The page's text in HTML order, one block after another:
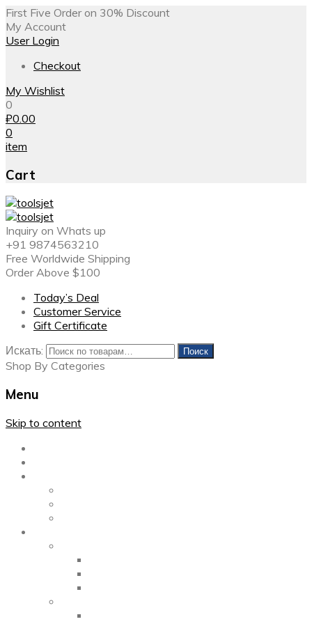
First Five Order on 30% Discount
My Account
User Login
Checkout
My Wishlist
0
₽0.00
0
item
Cart
Inquiry on Whats up
+91 9874563210
Free Worldwide Shipping
Order Above $100
Today’s Deal
Customer Service
Gift Certificate
Искать:
Поиск
Shop By Categories
Menu
Skip to content